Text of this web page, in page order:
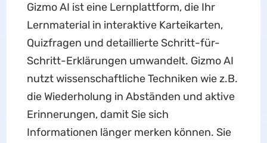
Gizmo AI ist eine Lernplattform, die Ihr
Lernmaterial in interaktive Karteikarten,
Quizfragen und detaillierte Schritt-für-
Schritt-Erklärungen umwandelt. Gizmo AI
nutzt wissenschaftliche Techniken wie z.B.
die Wiederholung in Abständen und aktive
Erinnerungen, damit Sie sich
Informationen länger merken können. Sie